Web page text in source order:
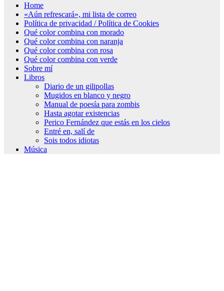
Home
«Aún refrescará», mi lista de correo
Política de privacidad / Política de Cookies
Qué color combina con morado
Qué color combina con naranja
Qué color combina con rosa
Qué color combina con verde
Sobre mí
Libros
Diario de un gilipollas
Mugidos en blanco y negro
Manual de poesía para zombis
Hasta agotar existencias
Perico Fernández que estás en los cielos
Entré en, salí de
Sois todos idiotas
Música